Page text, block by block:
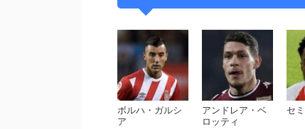
ボルハ・ガルシ
ア
アンドレア・ベ
ロッティ
セ